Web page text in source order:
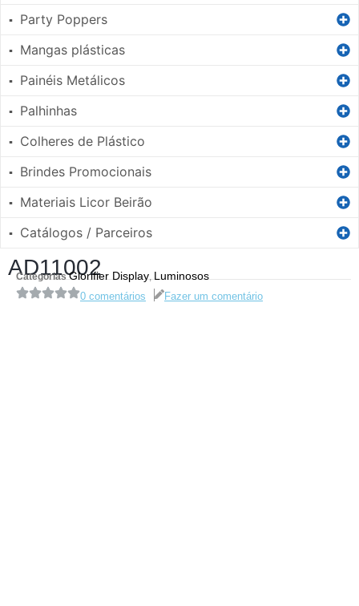
▪ Party Poppers
▪ Mangas plásticas
▪ Painéis Metálicos
▪ Palhinhas
▪ Colheres de Plástico
▪ Brindes Promocionais
▪ Materiais Licor Beirão
▪ Catálogos / Parceiros
AD11002
Categorias Glorifier Display,Luminosos
0 comentários Fazer um comentário